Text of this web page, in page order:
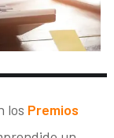
los Premios